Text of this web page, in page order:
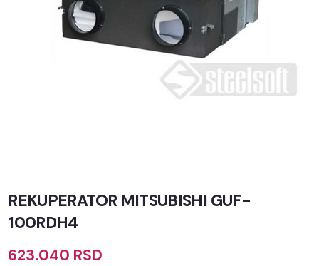
REKUPERATOR MITSUBISHI GUF-
100RDH4
623.040 RSD